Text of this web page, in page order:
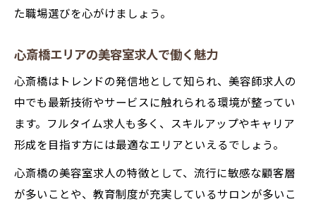
た職場選びを心がけましょう。
心斎橋エリアの美容室求人で働く魅力
心斎橋はトレンドの発信地として知られ、美容師求人の
中でも最新技術やサービスに触れられる環境が整ってい
ます。フルタイム求人も多く、スキルアップやキャリア
形成を目指す方には最適なエリアといえるでしょう。
心斎橋の美容室求人の特徴として、流行に敏感な顧客層
が多いことや、教育制度が充実しているサロンが多いこ